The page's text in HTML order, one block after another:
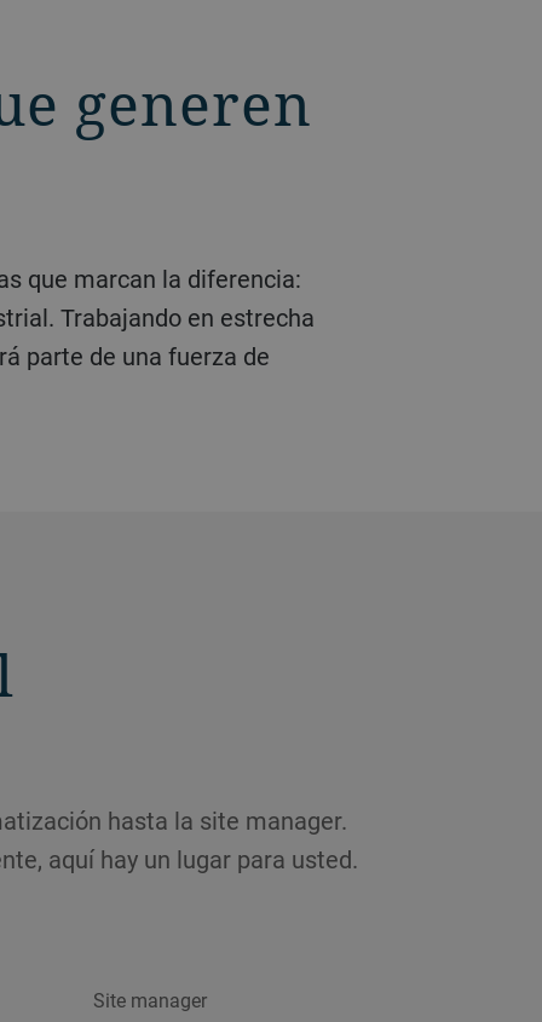
generen
Trabajando en estrecha
parte de una fuerza de
hasta la site manager.
aquí hay un lugar para usted.
Site manager